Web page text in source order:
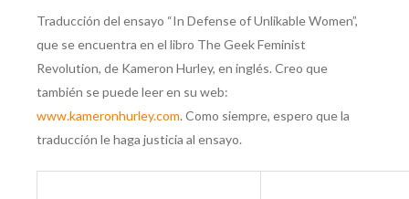
Traducción del ensayo “In Defense of Unlikable Women”,
que se encuentra en el libro The Geek Feminist
Revolution, de Kameron Hurley, en inglés. Creo que
también se puede leer en su web:
www.kameronhurley.com. Como siempre, espero que la
traducción le haga justicia al ensayo.